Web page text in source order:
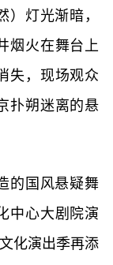
）灯光渐暗，
烟火在舞台上
失，现场观众
扑朔迷离的悬
的国风悬疑舞
中心大剧院演
化演出季再添